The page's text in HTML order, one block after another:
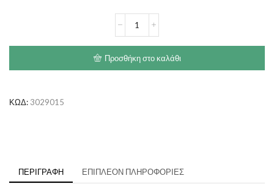
CANIN
Cat
ποσότητα
Προσθήκη στο καλάθι
ΚΩΔ: 3029015
ΠΕΡΙΓΡΑΦΉ ΕΠΙΠΛΈΟΝ ΠΛΗΡΟΦΟΡΊΕΣ